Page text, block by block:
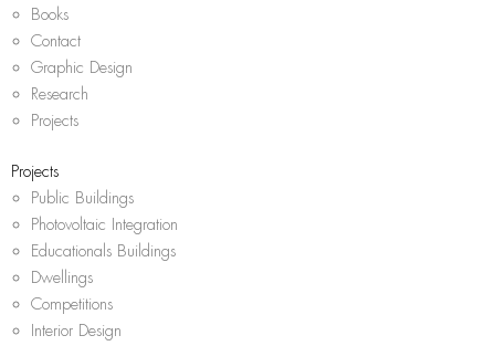
Books
Contact
Graphic Design
Research
Projects
Projects
Public Buildings
Photovoltaic Integration
Educationals Buildings
Dwellings
Competitions
Interior Design